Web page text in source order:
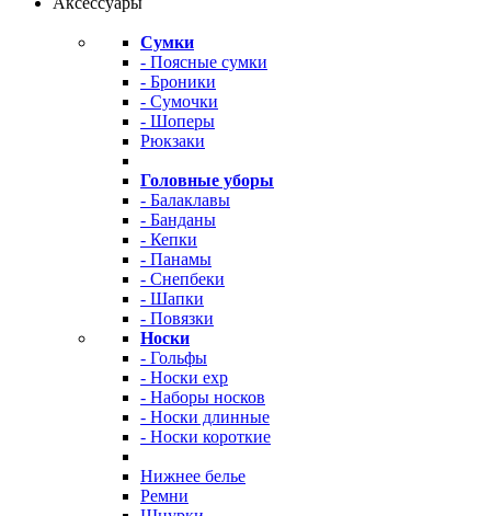
Сумки
- Поясные сумки
- Броники
- Сумочки
- Шоперы
Рюкзаки
Головные уборы
- Балаклавы
- Банданы
- Кепки
- Панамы
- Снепбеки
- Шапки
- Повязки
Носки
- Гольфы
- Носки exp
- Наборы носков
- Носки длинные
- Носки короткие
Нижнее белье
Ремни